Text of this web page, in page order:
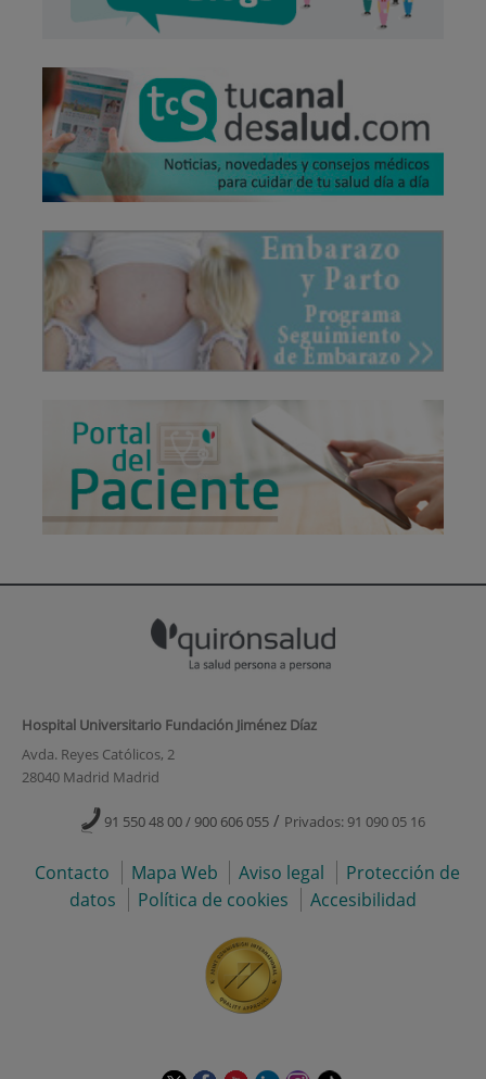
Hospital Universitario Fundación Jiménez Díaz
Avda. Reyes Católicos, 2
28040 Madrid Madrid
91 550 48 00 / 900 606 055 / Privados: 91 090 05 16
Contacto Mapa Web Aviso legal
Protección de
datos
Política de cookies Accesibilidad